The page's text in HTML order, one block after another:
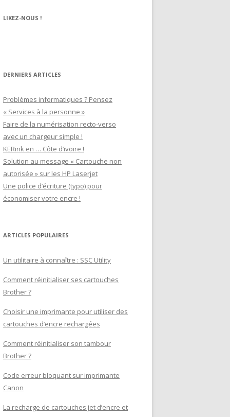
sur sur poirier-
LIKEZ-NOUS !
DERNIERS ARTICLES
Problèmes informatiques ? Pensez
« Services à la personne »
Faire de la numérisation recto-verso
avec un chargeur simple !
KERink en … Côte d’ivoire !
Solution au message « Cartouche non
autorisée » sur les HP Laserjet
Une police d’écriture (typo) pour
économiser votre encre !
ARTICLES POPULAIRES
Un utilitaire à connaître : SSC Utility
Comment réinitialiser ses cartouches
Brother ?
Choisir une imprimante pour utiliser des
cartouches d’encre rechargées
Comment réinitialiser son tambour
Brother ?
Code erreur bloquant sur imprimante
Canon
La recharge de cartouches jet d’encre et